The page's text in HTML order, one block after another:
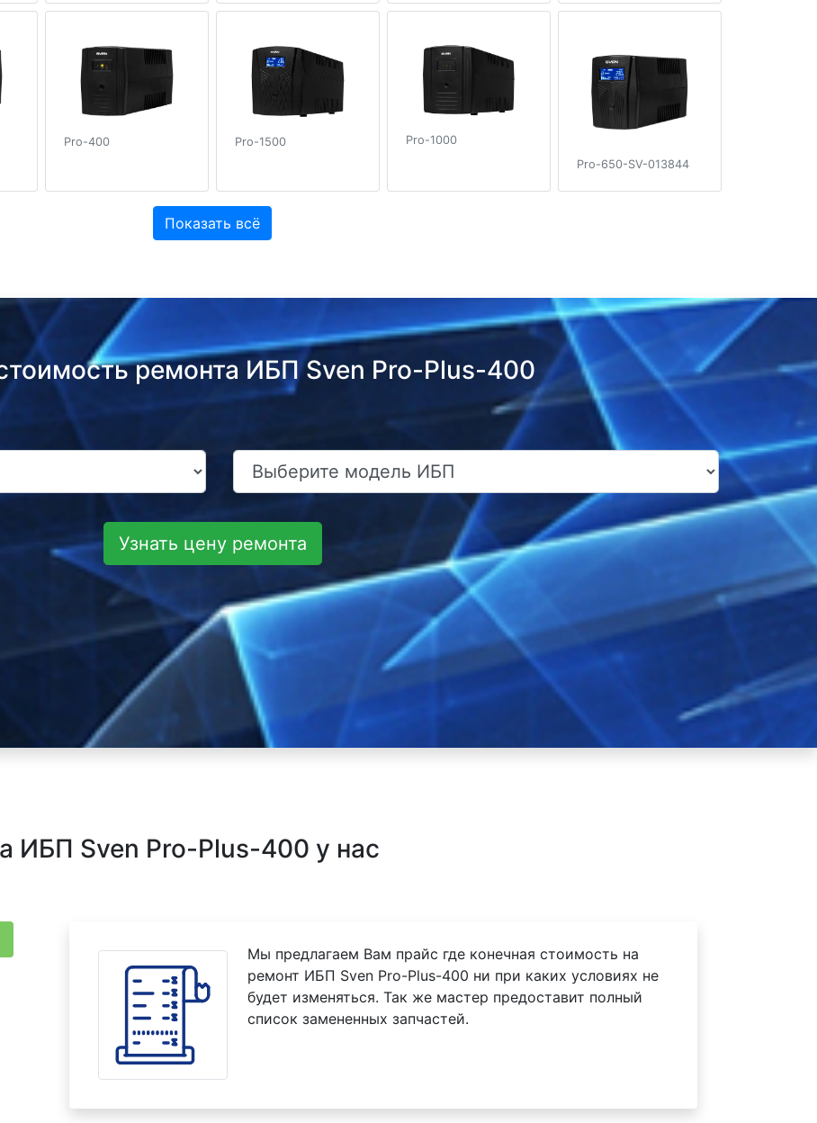
Pro-400 Pro-1500
Pro-1000
Pro-650-SV-013844
Показать всё
ремонта ИБП Sven Pro-Plus-400
Узнать цену ремонта
ИБП Sven Pro-Plus-400 у нас
Мы предлагаем Вам прайс где конечная стоимость на
ремонт ИБП Sven Pro-Plus-400 ни при каких условиях не
будет изменяться. Так же мастер предоставит полный
список замененных запчастей.